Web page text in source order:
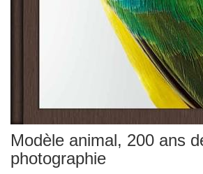
Modèle animal, 200 ans
photographie